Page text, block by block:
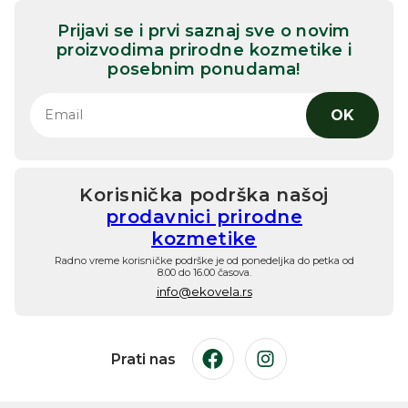
Prijavi se i prvi saznaj sve o novim
proizvodima prirodne kozmetike i
posebnim ponudama!
OK
Korisnička podrška našoj
prodavnici prirodne
kozmetike
Radno vreme korisničke podrške je od ponedeljka do petka od
8.00 do 16.00 časova.
info@ekovela.rs
Prati nas FacebookInstagram